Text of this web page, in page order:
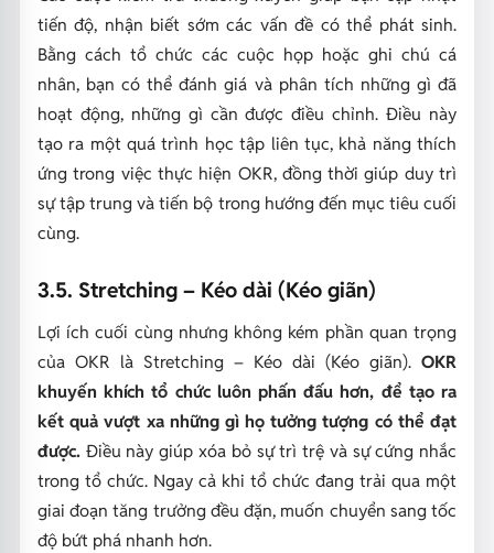
tiến độ, nhận biết sớm các vấn đề có thể phát sinh.
Bằng cách tổ chức các cuộc họp hoặc ghi chú cá
nhân, bạn có thể đánh giá và phân tích những gì đã
hoạt động, những gì cần được điều chỉnh. Điều này
tạo ra một quá trình học tập liên tục, khả năng thích
ứng trong việc thực hiện OKR, đồng thời giúp duy trì
sự tập trung và tiến bộ trong hướng đến mục tiêu cuối
cùng.
3.5. Stretching – Kéo dài (Kéo giãn)
Lợi ích cuối cùng nhưng không kém phần quan trọng
của OKR là Stretching – Kéo dài (Kéo giãn).OKR
khuyến khích tổ chức luôn phấn đấu hơn, để tạo ra
kết quả vượt xa những gì họ tưởng tượng có thể đạt
được.Điều này giúp xóa bỏ sự trì trệ và sự cứng nhắc
trong tổ chức. Ngay cả khi tổ chức đang trải qua một
giai đoạn tăng trưởng đều đặn, muốn chuyển sang tốc
độ bứt phá nhanh hơn.